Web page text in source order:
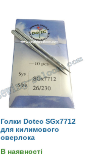
Голки Dotec SGx7712
для килимового
оверлока
В наявності